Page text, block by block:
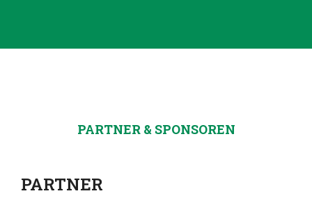
PARTNER & SPONSOREN
PARTNER